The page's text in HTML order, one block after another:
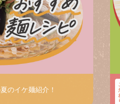
のイケ麺紹介！